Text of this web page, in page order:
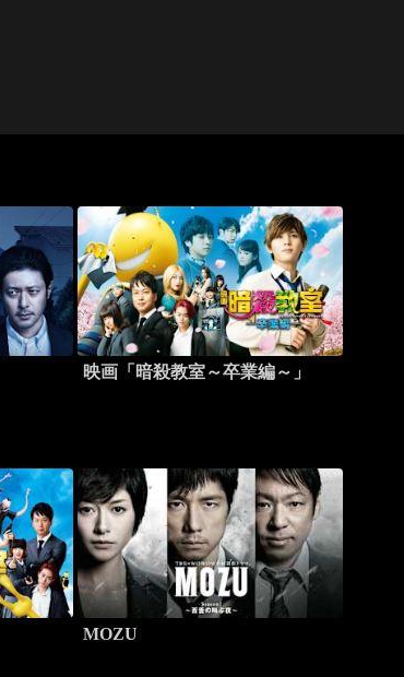
映画「暗殺教室～卒業編～」
MOZU